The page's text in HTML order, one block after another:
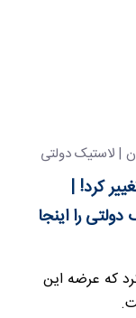
| لاستیک دولتی
کرد! |
دولتی را اینجا
که عرضه این